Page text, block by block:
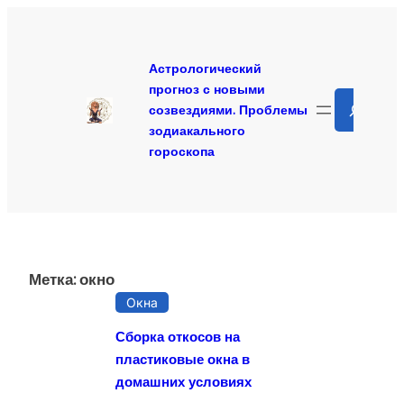
Астрологический
прогноз с новыми
созвездиями. Проблемы
зодиакального
гороскопа
Метка:окно
Окна
Сборка откосов на
пластиковые окна в
домашних условиях